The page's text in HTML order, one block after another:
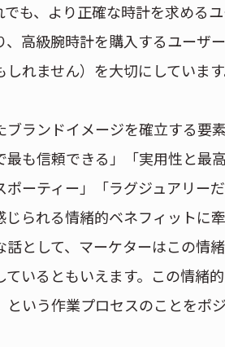
でも、より正確な時計を求める
、高級腕時計を購入するユーザ
しれません）を大切にしています
ブランドイメージを確立する要
最も信頼できる」「実用性と
ポーティー」「ラグジュアリー
じられる情緒的ベネフィットに
話として、マーケターはこの情
ているともいえます。この情緒
という作業プロセスのことをポ